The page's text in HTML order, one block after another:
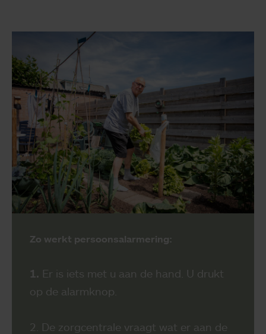
Zo werkt persoonsalarmering:
1. Er is iets met u aan de hand. U drukt
op de alarmknop.
2. De zorgcentrale vraagt wat er aan de